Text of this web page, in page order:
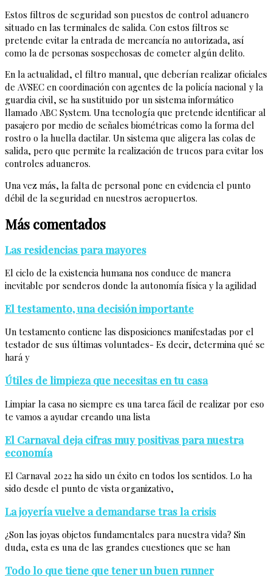
Estos filtros de seguridad son puestos de control aduanero
situado en las terminales de salida. Con estos filtros se
pretende evitar la entrada de mercancía no autorizada, así
como la de personas sospechosas de cometer algún delito.
En la actualidad, el filtro manual, que deberían realizar oficiales
de AVSEC en coordinación con agentes de la policía nacional y la
guardia civil, se ha sustituido por un sistema informático
llamado ABC System. Una tecnología que pretende identificar al
pasajero por medio de señales biométricas como la forma del
rostro o la huella dactilar. Un sistema que aligera las colas de
salida, pero que permite la realización de trucos para evitar los
controles aduaneros.
Una vez más, la falta de personal pone en evidencia el punto
débil de la seguridad en nuestros aeropuertos.
Más comentados
Las residencias para mayores
El ciclo de la existencia humana nos conduce de manera
inevitable por senderos donde la autonomía física y la agilidad
El testamento, una decisión importante
Un testamento contiene las disposiciones manifestadas por el
testador de sus últimas voluntades- Es decir, determina qué se
hará y
Útiles de limpieza que necesitas en tu casa
Limpiar la casa no siempre es una tarea fácil de realizar por eso
te vamos a ayudar creando una lista
El Carnaval deja cifras muy positivas para nuestra
economía
El Carnaval 2022 ha sido un éxito en todos los sentidos. Lo ha
sido desde el punto de vista organizativo,
La joyería vuelve a demandarse tras la crisis
¿Son las joyas objetos fundamentales para nuestra vida? Sin
duda, esta es una de las grandes cuestiones que se han
Todo lo que tiene que tener un buen runner